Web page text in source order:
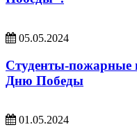
05.05.2024
Студенты-пожарные
Дню Победы
01.05.2024